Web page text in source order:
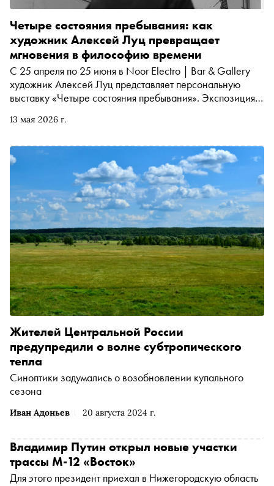
13 мая 2026 г.
Четыре состояния пребывания: как
художник Алексей Луц превращает
мгновения в философию времени
С 25 апреля по 25 июня в Noor Electro | Bar & Gallery
художник Алексей Луц представляет персональную
выставку «Четыре состояния пребывания». Экспозиция
внешних переживаний человека: ограничение, путь,
отдельно друг от друга — они сменяются, повторяются и
складываются в бесконечный цикл жизни. Художник
работает с фотографией как с медиумом памяти:
снимает на плёнку, вручную печатает отпечатки с
помощью оптической печати и шелкографии, возвращая
изображению материальность и вес. Рассказываем о
ключевых работах, которые можно увидеть на выставке,
и о том, как исследовать их с пользой для себя
Иван Адоньев 20 августа 2024 г.
Жителей Центральной России
предупредили о волне субтропического
тепла
Синоптики задумались о возобновлении купального
сезона
Владимир Путин открыл новые участки
трассы М-12 «Восток»
Для этого президент приехал в Нижегородскую область